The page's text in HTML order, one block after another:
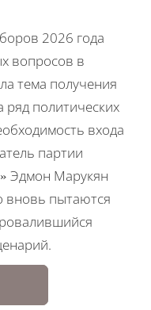
2026 года
вопросов в
тема получения
ряд политических
входа
партии
Эдмон Марукян
вновь пытаются